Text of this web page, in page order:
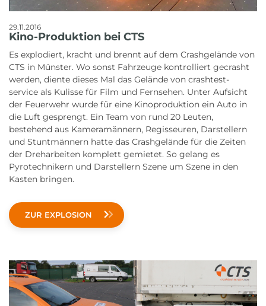
29.11.2016
Kino-Produktion bei CTS
Es explodiert, kracht und brennt auf dem Crashgelände von
CTS in Münster. Wo sonst Fahrzeuge kontrolliert gecrasht
werden, diente dieses Mal das Gelände von crashtest-
service als Kulisse für Film und Fernsehen. Unter Aufsicht
der Feuerwehr wurde für eine Kinoproduktion ein Auto in
die Luft gesprengt. Ein Team von rund 20 Leuten,
bestehend aus Kameramännern, Regisseuren, Darstellern
und Stuntmännern hatte das Crashgelände für die Zeiten
der Dreharbeiten komplett gemietet. So gelang es
Pyrotechnikern und Darstellern Szene um Szene in den
Kasten bringen.
ZUR EXPLOSION